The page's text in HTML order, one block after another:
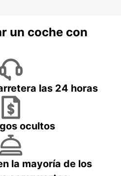
un coche con
las 24 horas
ocultos
la mayoría de los